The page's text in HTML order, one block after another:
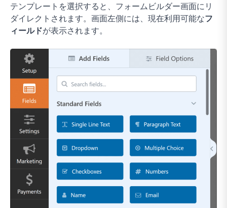
テンプレートを選択すると、フォームビルダー画面にリ
ダイレクトされます。画面左側には、現在利用可能なフ
ィールドが表示されます。